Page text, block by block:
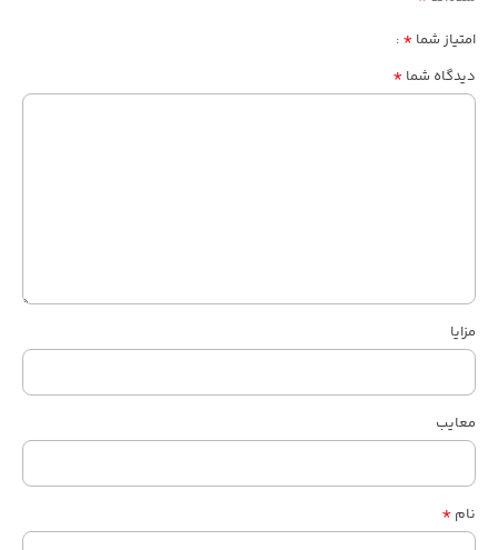
امتیاز شما *
دیدگاه شما *
مزایا
معایب
نام *